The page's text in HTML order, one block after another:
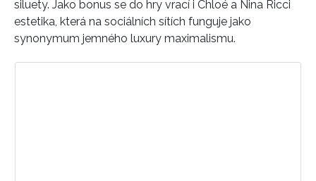
siluety. Jako bonus se do hry vrací i Chloé a Nina Ricci
estetika, která na sociálních sítích funguje jako
synonymum jemného luxury maximalismu.